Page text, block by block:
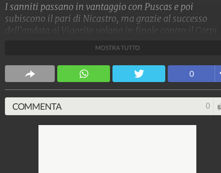
I sanniti passano in vantaggio con Puscas e poi
subiscono il pari di Nicastro, ma grazie al successo
dell'andata al Vigorito volano in finale contro il Carpi.
MOSTRA TUTTO
0
COMMENTA 0